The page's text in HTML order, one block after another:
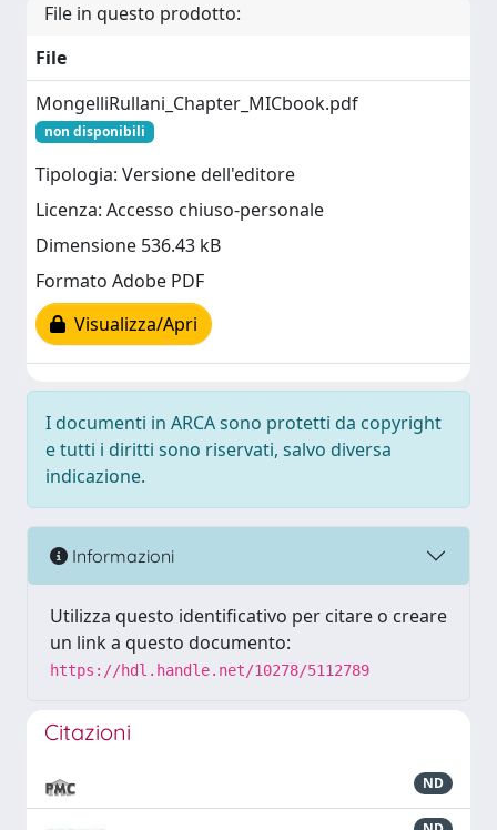
File in questo prodotto:
File
MongelliRullani_Chapter_MICbook.pdf
non disponibili
Tipologia: Versione dell'editore
Licenza: Accesso chiuso-personale
Dimensione 536.43 kB
Formato Adobe PDF
Visualizza/Apri
I documenti in ARCA sono protetti da copyright
e tutti i diritti sono riservati, salvo diversa
indicazione.
Informazioni
Utilizza questo identificativo per citare o creare
un link a questo documento:
https://hdl.handle.net/10278/5112789
Citazioni
ND